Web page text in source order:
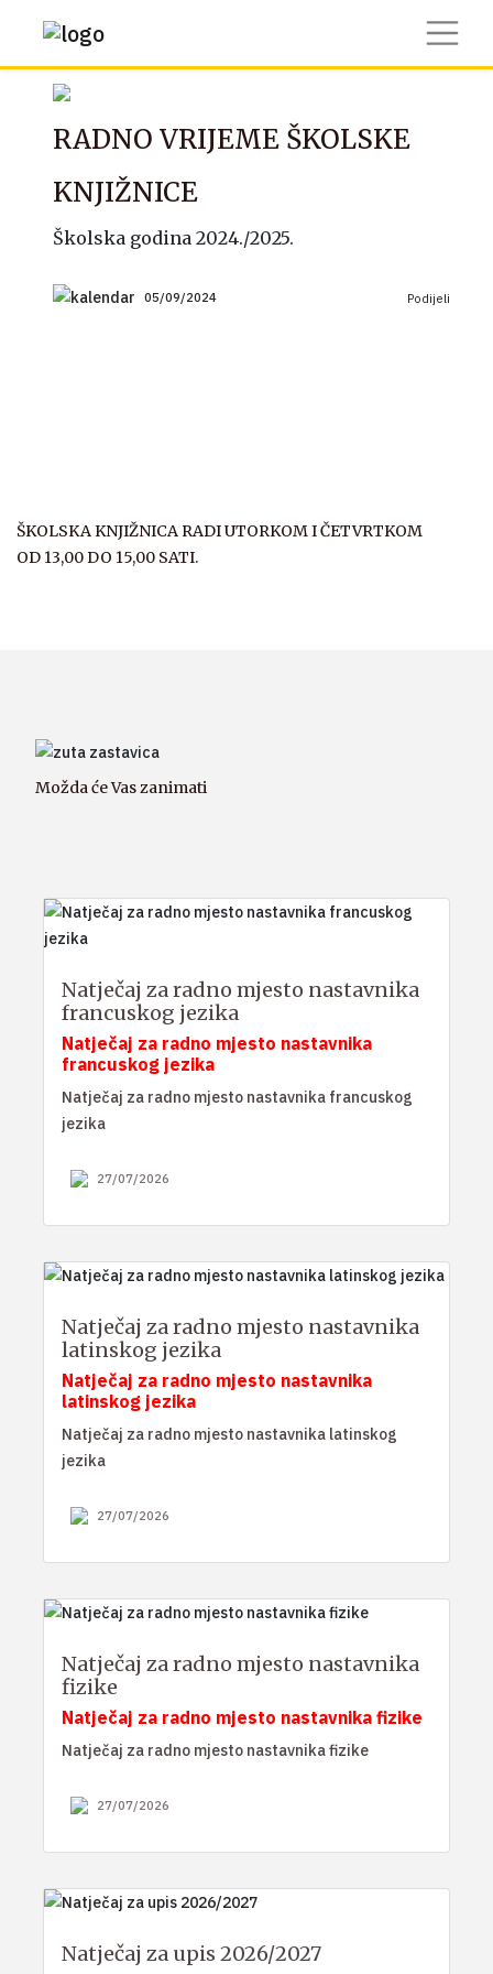
RADNO VRIJEME ŠKOLSKE
KNJIŽNICE
Školska godina 2024./2025.
05/09/2024 Podijeli
ŠKOLSKA KNJIŽNICA RADI UTORKOM I ČETVRTKOM
OD 13,00 DO 15,00 SATI.
Možda će Vas zanimati
Natječaj za radno mjesto nastavnika
francuskog jezika
Natječaj za radno mjesto nastavnika
francuskog jezika
Natječaj za radno mjesto nastavnika francuskog
jezika
27/07/2026
Natječaj za radno mjesto nastavnika
latinskog jezika
Natječaj za radno mjesto nastavnika
latinskog jezika
Natječaj za radno mjesto nastavnika latinskog
jezika
27/07/2026
Natječaj za radno mjesto nastavnika
fizike
Natječaj za radno mjesto nastavnika fizike
Natječaj za radno mjesto nastavnika fizike
27/07/2026
Natječaj za upis 2026/2027